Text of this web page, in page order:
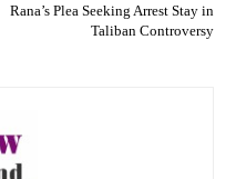
Rana’s Plea Seeking Arrest Stay in
Taliban Controversy